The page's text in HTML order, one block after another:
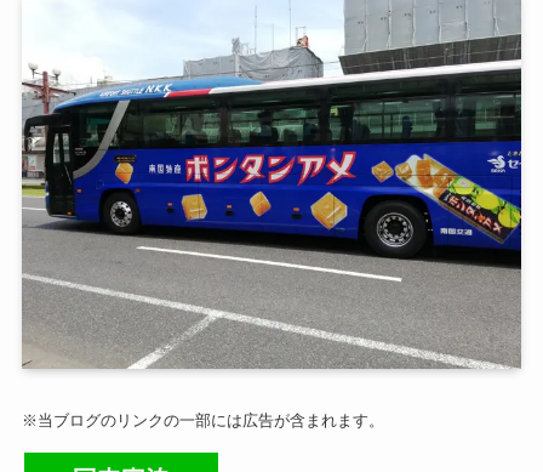
※当ブログのリンクの一部には広告が含まれます。